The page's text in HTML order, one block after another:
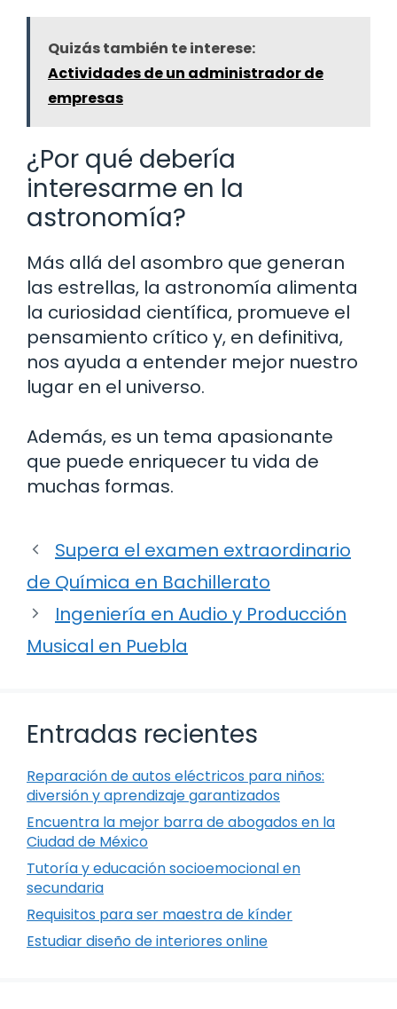
Quizás también te interese:
Actividades de un administrador de
empresas
¿Por qué debería
interesarme en la
astronomía?
Más allá del asombro que generan
las estrellas, la astronomía alimenta
la curiosidad científica, promueve el
pensamiento crítico y, en definitiva,
nos ayuda a entender mejor nuestro
lugar en el universo.
Además, es un tema apasionante
que puede enriquecer tu vida de
muchas formas.
Supera el examen extraordinario
de Química en Bachillerato
Ingeniería en Audio y Producción
Musical en Puebla
Entradas recientes
Reparación de autos eléctricos para niños:
diversión y aprendizaje garantizados
Encuentra la mejor barra de abogados en la
Ciudad de México
Tutoría y educación socioemocional en
secundaria
Requisitos para ser maestra de kínder
Estudiar diseño de interiores online